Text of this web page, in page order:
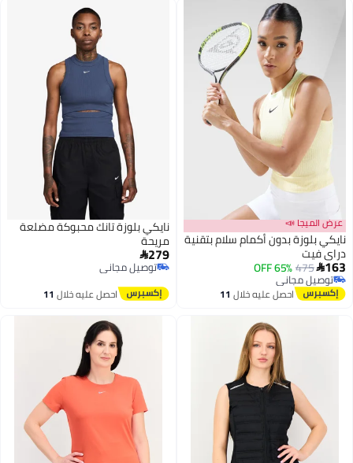
📣
بدون أكمام سلام بتقنية
65% OFF
مجاني
مجاني
احصل عليه خلال11
اغسطس
نايكي بلوزة تانك محبوكة مضلعة
مريحة
توصيل مجاني
توصيل مجاني
احصل عليه خلال11
اغسطس